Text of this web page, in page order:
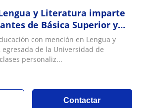
y Literatura imparte
de Básica Superior y
con mención en Lengua y
de la Universidad de
personaliz...
Contactar